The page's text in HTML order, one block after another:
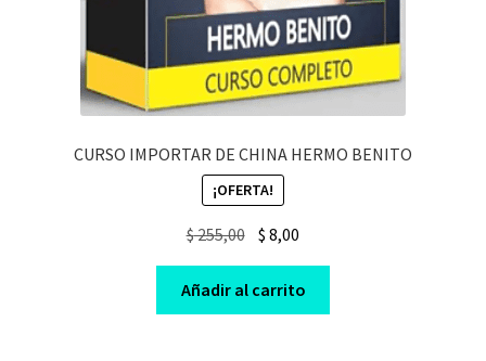
CURSO IMPORTAR DE CHINA HERMO BENITO
¡OFERTA!
$255,00 Original
price
was:
$ 255,00.
$ 8,00
price
is:
$ 8,00.
Añadir al carrito